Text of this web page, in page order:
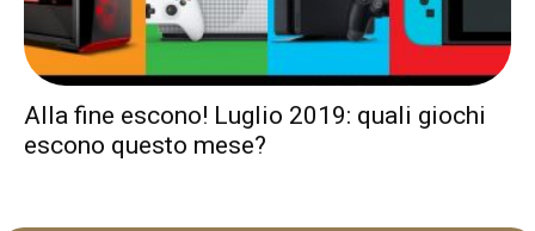
Alla fine escono! Luglio 2019: quali giochi
escono questo mese?